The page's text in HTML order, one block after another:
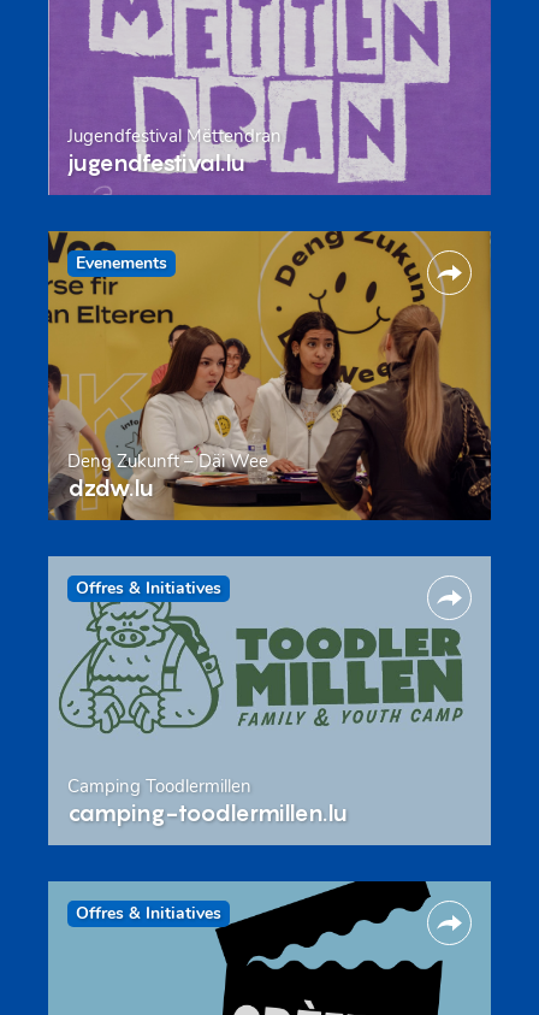
Jugendfestival Mëttendran
jugendfestival.lu
Evenements
Deng Zukunft – Däi Wee
dzdw.lu
Offres & Initiatives
Camping Toodlermillen
camping-toodlermillen.lu
Offres & Initiatives